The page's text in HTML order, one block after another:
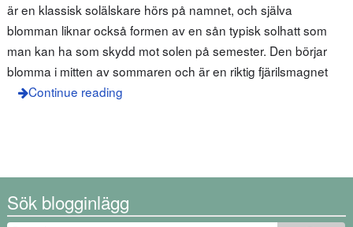
är en klassisk solälskare hörs på namnet, och själva
blomman liknar också formen av en sån typisk solhatt som
man kan ha som skydd mot solen på semester. Den börjar
blomma i mitten av sommaren och är en riktig fjärilsmagnet
Continue reading
Sök blogginlägg